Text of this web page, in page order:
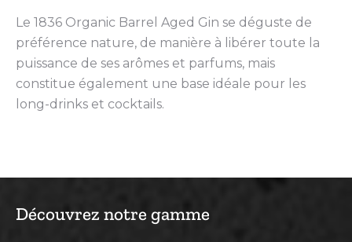
Le 1836 Organic Barrel Aged Gin se déguste de
préférence nature, de manière à libérer toute la
puissance de ses arômes et parfums, mais
constitue également une base idéale pour les
long-drinks et cocktails.
Découvrez notre gamme